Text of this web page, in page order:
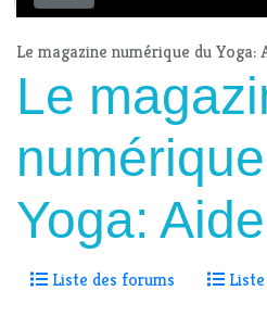
Le magazine numérique du Yoga:
Le
Yoga: Aide
Liste des forums